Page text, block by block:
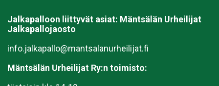
Jalkapalloon liittyvät asiat: Mäntsälän Urheilijat
Jalkapallojaosto
info.jalkapallo@mantsalanurheilijat.fi
Mäntsälän Urheilijat Ry:n toimisto: